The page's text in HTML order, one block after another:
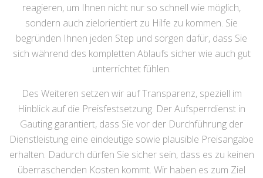
reagieren, um Ihnen nicht nur so schnell wie möglich,
sondern auch zielorientiert zu Hilfe zu kommen. Sie
begründen Ihnen jeden Step und sorgen dafür, dass Sie
sich während des kompletten Ablaufs sicher wie auch gut
unterrichtet fühlen.
Des Weiteren setzen wir auf Transparenz, speziell im
Hinblick auf die Preisfestsetzung. Der Aufsperrdienst in
Gauting garantiert, dass Sie vor der Durchführung der
Dienstleistung eine eindeutige sowie plausible Preisangabe
erhalten. Dadurch dürfen Sie sicher sein, dass es zu keinen
überraschenden Kosten kommt. Wir haben es zum Ziel